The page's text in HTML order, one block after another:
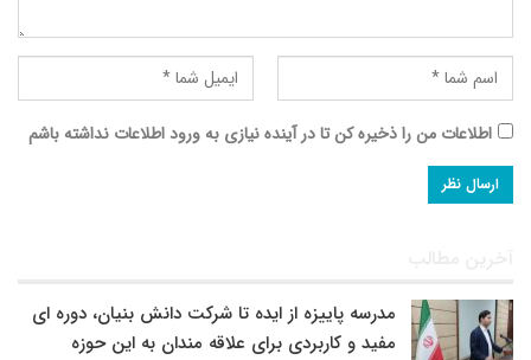
اطلاعات من را ذخیره کن تا در آینده نیازی به ورود اطلاعات نداشته باشم
آخرین مطالب
مدرسه پاییزه از ایده تا شرکت دانش بنیان، دوره ای
مفید و کاربردی برای علاقه مندان به این حوزه